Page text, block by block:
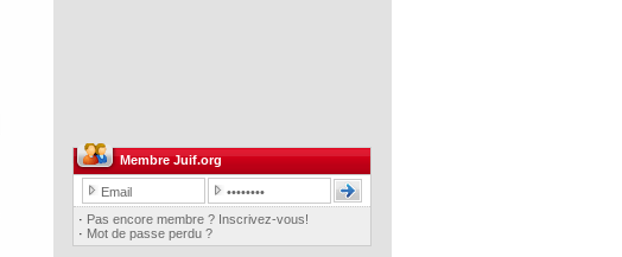
Membre Juif.org
· Pas encore membre ? Inscrivez-vous!
· Mot de passe perdu ?